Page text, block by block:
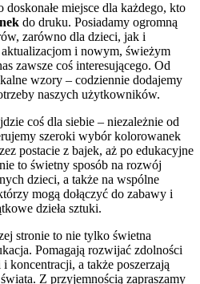
doskonałe miejsce dla każdego, kto
do druku. Posiadamy ogromną
zarówno dla dzieci, jak i
i nowym, świeżym
zawsze coś interesującego. Od
wzory – codziennie dodajemy
naszych użytkowników.
coś dla siebie – niezależnie od
szeroki wybór kolorowanek
postacie z bajek, aż po edukacyjne
to świetny sposób na rozwój
dzieci, a także na wspólne
mogą dołączyć do zabawy i
dzieła sztuki.
stronie to nie tylko świetna
Pomagają rozwijać zdolności
koncentracji, a także poszerzają
Z przyjemnością zapraszamy